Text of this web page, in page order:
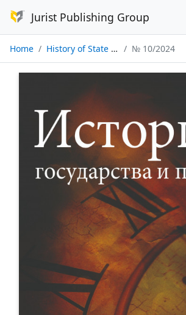
Jurist Publishing Group
Home History of State and Law № 10/2024